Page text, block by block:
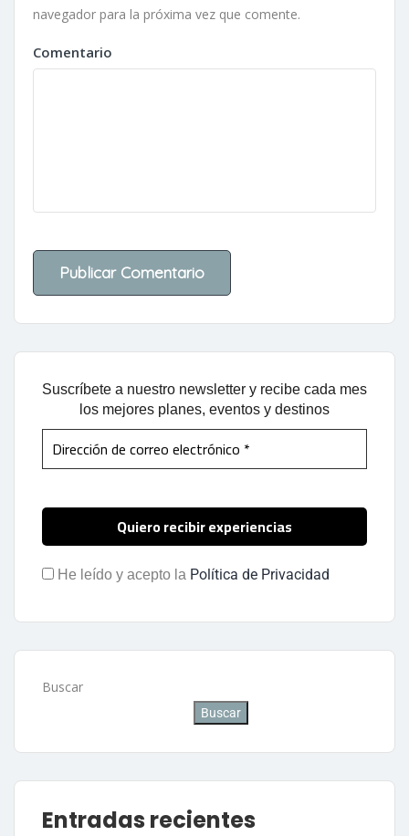
navegador para la próxima vez que comente.
Comentario
Suscríbete a nuestro newsletter y recibe cada mes
los mejores planes, eventos y destinos
He leído y acepto la Política de Privacidad
Buscar
Buscar
Entradas recientes